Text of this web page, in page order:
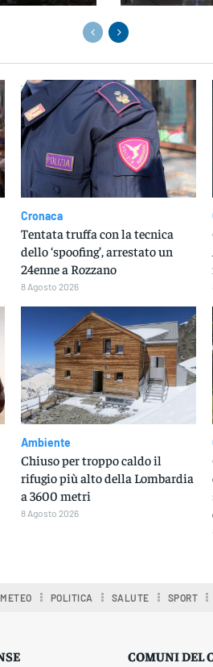
Cronaca
Tentata truffa con la tecnica
dello ‘spoofing’, arrestato un
24enne a Rozzano
8 Agosto 2026
Ambiente
Chiuso per troppo caldo il
rifugio più alto della Lombardia
a 3600 metri
8 Agosto 2026
METEO POLITICA SALUTE SPORT
COMUNI DEL